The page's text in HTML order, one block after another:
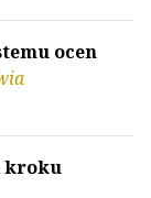
ocen
kroku